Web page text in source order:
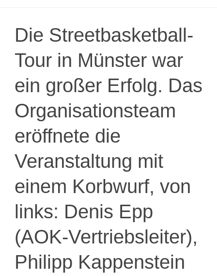
Die Streetbasketball-
Tour in Münster war
ein großer Erfolg. Das
Organisationsteam
eröffnete die
Veranstaltung mit
einem Korbwurf, von
links: Denis Epp
(AOK-Vertriebsleiter),
Philipp Kappenstein